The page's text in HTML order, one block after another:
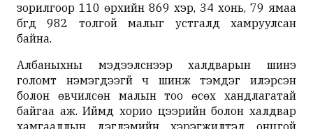
зорилгоор 110 өрхийн 869 үхэр, 34 хонь, 79 ямаа
бүгд 982 толгой малыг устгалд хамруулсан
байна.
Албаныхны мэдээлснээр халдварын шинэ
голомт нэмэгдээгүй ч шинж тэмдэг илэрсэн
болон өвчилсөн малын тоо өсөх хандлагатай
байгаа аж. Иймд хорио цээрийн болон халдвар
хамгааллын дэглэмийн хэрэгжилтэд онцгой